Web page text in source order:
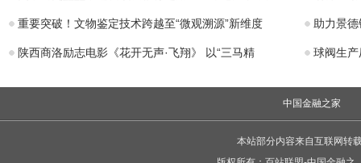
重要突破！文物鉴定技术跨越至“微观溯源”新维度 助力景
陕西商洛励志电影《花开无声·飞翔》 以“三马精 球阀生
中国金融之家
本站部分内容来自互联网转